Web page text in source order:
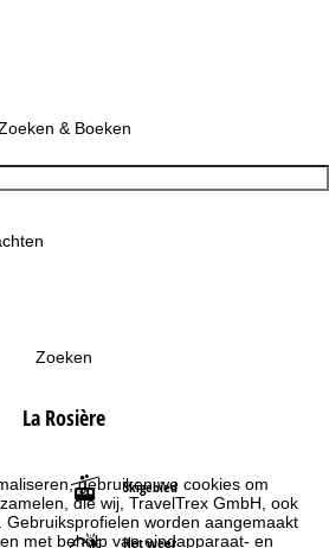
gebruiken we cookies om
die wij, TravelTrex GmbH, ook
worden aangemaakt
met behulp van eindapparaat- en
& Boeken
Zoeken
La Rosière
Skigebied
Het weer